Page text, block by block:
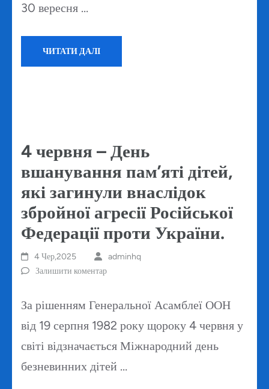
30 вересня …
ЧИТАТИ ДАЛІ
4 червня – День
вшанування пам’яті дітей,
які загинули внаслідок
збройної агресії Російської
Федерації проти України.
4 Чер,2025
adminhq
Залишити коментар
За рішенням Генеральної Асамблеї ООН
від 19 серпня 1982 року щороку 4 червня у
світі відзначається Міжнародний день
безневинних дітей …